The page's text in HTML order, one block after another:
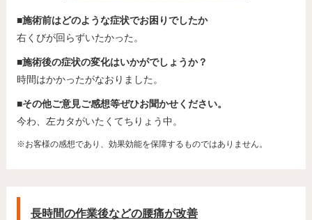
■施術前はどのような症状でお困りでしたか
右くびが回らずいたかった。
■施術後の症状の変化はいかがでしょうか？
時間はかかったがなおりました。
■その他ご意見ご感想等ぜひお聞かせください。
今わ、左カタがいたくてちりょう中。
※お客様の感想であり、効果効能を保障するものではありません。
長時間の作業後などの腰痛が改善